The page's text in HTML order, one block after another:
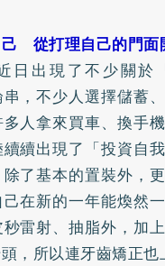
從打理自己的門面
日出現了不少關於
，不少人選擇儲蓄
人拿來買車、換手
續出現了「投資自
了基本的置裝外，
在新的一年能煥然
雷射、抽脂外，加
，所以連牙齒矯正也